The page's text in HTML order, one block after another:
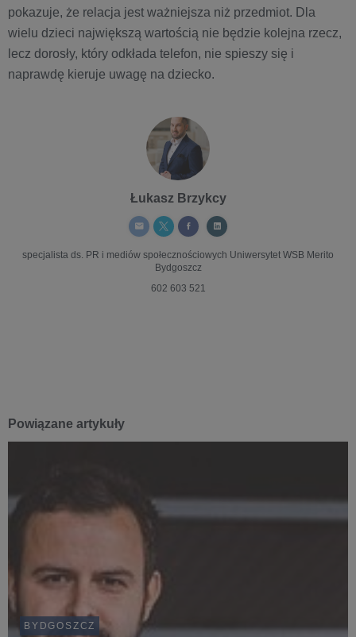
pokazuje, że relacja jest ważniejsza niż przedmiot. Dla
wielu dzieci największą wartością nie będzie kolejna rzecz,
lecz dorosły, który odkłada telefon, nie spieszy się i
naprawdę kieruje uwagę na dziecko.
Łukasz Brzykcy
specjalista ds. PR i mediów społecznościowych Uniwersytet WSB Merito
Bydgoszcz
602 603 521
Powiązane artykuły
BYDGOSZCZ